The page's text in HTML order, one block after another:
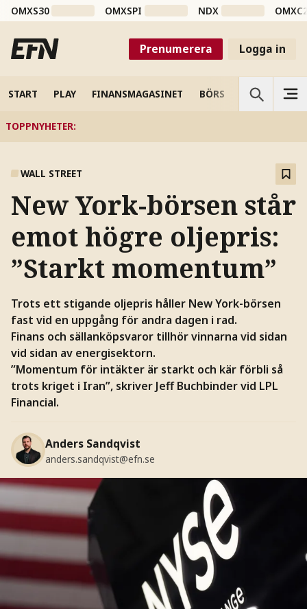
OMXS30 OMXSPI NDX
Prenumerera Logga in
START PLAY FINANSMAGASINET BÖRS VETENSKAP
TOPPNYHETER:
WALL STREET
New York-börsen står
emot högre oljepris:
”Starkt momentum”
Trots ett stigande oljepris håller New York-börsen
fast vid en uppgång för andra dagen i rad.
Finans och sällanköpsvaror tillhör vinnarna vid sidan
vid sidan av energisektorn.
”Momentum för intäkter är starkt och kär förbli så
trots kriget i Iran”, skriver Jeff Buchbinder vid LPL
Financial.
Anders Sandqvist
anders.sandqvist@efn.se